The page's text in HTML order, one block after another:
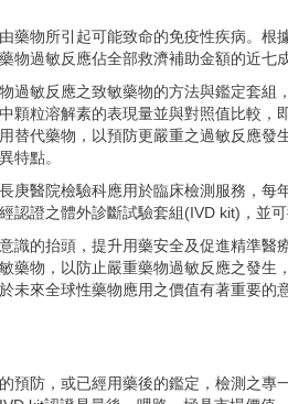
物過敏反應佔全部救濟補助金額的近七
過敏反應之致敏藥物的方法與鑑定套
顆粒溶解素的表現量並與對照值比較，
替代藥物，以預防更嚴重之過敏反應
特點。
庚醫院檢驗科應用於臨床檢測服務，
認證之體外診斷試驗套組(IVD kit)，並
識的抬頭，提升用藥安全及促進精準醫
藥物，以防止嚴重藥物過敏反應之發生
未來全球性藥物應用之價值有著重要的
預防，或已經用藥後的鑑定，檢測之專